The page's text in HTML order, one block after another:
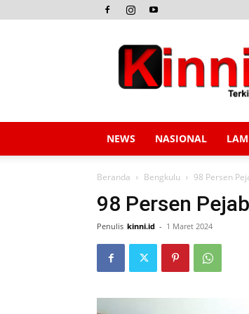
NEWS NASIONAL
Beranda Bengkulu 98 Persen
98 Persen
Penulis kinni.id - 1 Maret 2024